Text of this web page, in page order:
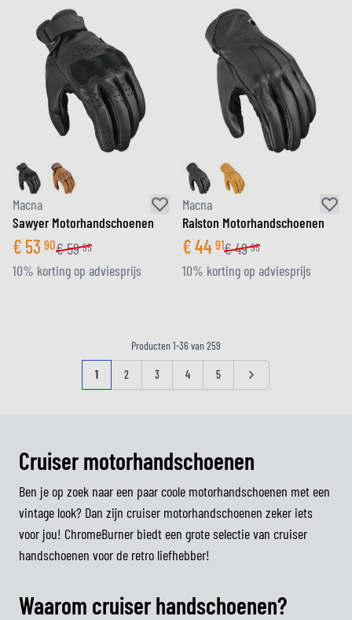
Macna
Sawyer Motorhandschoenen
€ 53 90€59 95
10% korting op adviesprijs
Macna
Ralston Motorhandschoenen
€44 91€49 95
10% korting op adviesprijs
Producten1-36van259
Pagina
U lees momenteel pagina
1 Pagina
2 Pagina
3 Pagina
4 Pagina
5 Pagina
Cruiser motorhandschoenen
Ben je op zoek naar een paar coole motorhandschoenen met een
vintage look? Dan zijn cruiser motorhandschoenen zeker iets
voor jou! ChromeBurner biedt een grote selectie van cruiser
handschoenen voor de retro liefhebber!
Waarom cruiser handschoenen?